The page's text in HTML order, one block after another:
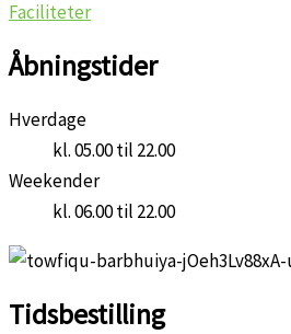
Faciliteter
Åbningstider
Hverdage
kl. 05.00 til 22.00
Weekender
kl. 06.00 til 22.00
Tidsbestilling